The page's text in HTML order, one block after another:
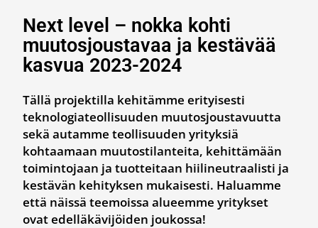
Next level – nokka kohti
muutosjoustavaa ja kestävää
kasvua 2023-2024
Tällä projektilla kehitämme erityisesti
teknologiateollisuuden muutosjoustavuutta
sekä autamme teollisuuden yrityksiä
kohtaamaan muutostilanteita, kehittämään
toimintojaan ja tuotteitaan hiilineutraalisti ja
kestävän kehityksen mukaisesti. Haluamme
että näissä teemoissa alueemme yritykset
ovat edelläkävijöiden joukossa!